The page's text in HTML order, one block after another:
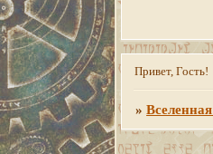
Привет, Гость!
»